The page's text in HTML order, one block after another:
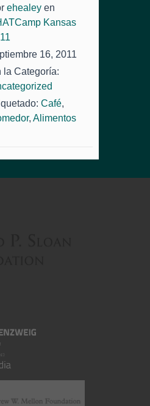
ehealey en
Kansas
16, 2011
la Categoría:
Café,
, Alimentos